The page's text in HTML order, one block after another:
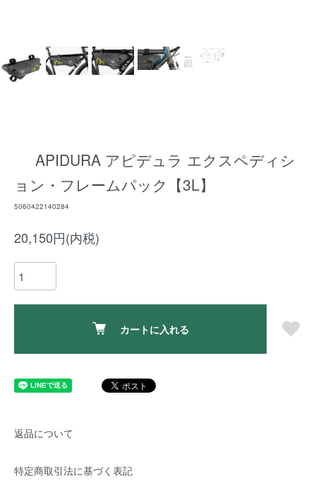
APIDURA アピデュラ エクスペディシ
ョン・フレームパック【3L】
5060422140284
20,150円(内税)
カートに入れる
返品について
特定商取引法に基づく表記